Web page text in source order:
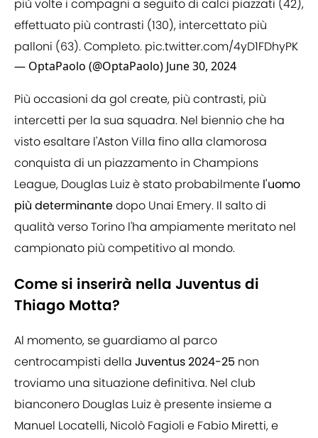
più volte i compagni a seguito di calci piazzati (42),
effettuato più contrasti (130), intercettato più
palloni (63). Completo. pic.twitter.com/4yD1FDhyPK
— OptaPaolo (@OptaPaolo) June 30, 2024
Più occasioni da gol create, più contrasti, più
intercetti per la sua squadra. Nel biennio che ha
visto esaltare l'Aston Villa fino alla clamorosa
conquista di un piazzamento in Champions
League, Douglas Luiz è stato probabilmente l'uomo
più determinantedopo Unai Emery. Il salto di
qualità verso Torino l'ha ampiamente meritato nel
campionato più competitivo al mondo.
Come si inserirà nella Juventus di
Thiago Motta?
Al momento, se guardiamo al parco
centrocampisti della Juventus 2024-25 non
troviamo una situazione definitiva. Nel club
bianconero Douglas Luiz è presente insieme a
Manuel Locatelli, Nicolò Fagioli e Fabio Miretti, e